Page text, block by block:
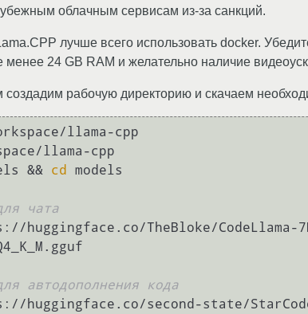
облачным сервисам из-за санкций.
лучше всего использовать docker.
менее 24 GB RAM и желательно наличие
рабочую директорию и скачаем
&& cd models
чата
huggingface.co/TheBloke/CodeLlama-
автодополнения кода